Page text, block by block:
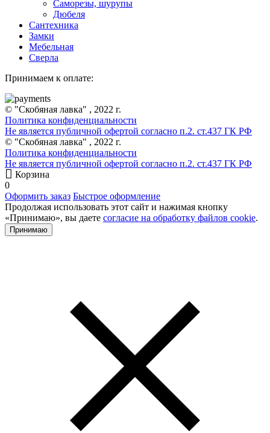
Саморезы, шурупы
Дюбеля
Сантехника
Замки
Мебельная
Сверла
Принимаем к оплате:
© "Скобяная лавка" , 2022 г.
Политика конфиденциальности
Не является публичной офертой согласно п.2. ст.437 ГК РФ
© "Скобяная лавка" , 2022 г.
Политика конфиденциальности
Не является публичной офертой согласно п.2. ст.437 ГК РФ
Корзина
0
Оформить заказ Быстрое оформление
Продолжая использовать этот сайт и нажимая кнопку
«Принимаю», вы даете согласие на обработку файлов cookie.
Принимаю